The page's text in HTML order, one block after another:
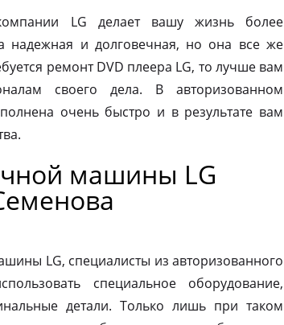
LG делает вашу жизнь более
надежная и долговечная, но она все же
ремонт DVD плеера LG, то лучше вам
своего дела. В авторизованном
очень быстро и в результате вам
машины LG
LG, специалисты из авторизованного
специальное оборудование,
детали. Только лишь при таком